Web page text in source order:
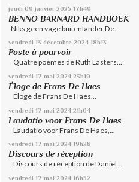
jeudi 09 janvier 2025 17h49
BENNO BARNARD HANDBOEK
Niks geen vage buitenlander De...
vendredi 13 décembre 2024 18h13
Poste à pourvoir
Quatre poèmes de Ruth Lasters...
vendredi 17 mai 2024 23h10
Éloge de Frans De Haes
Éloge de Frans De Haes...
vendredi 17 mai 2024 21h04
Laudatio voor Frans De Haes
Laudatio voor Frans De Haes,...
vendredi 17 mai 2024 19h28
Discours de réception
Discours de réception de Daniel...
vendredi 17 mai 2024 16h52